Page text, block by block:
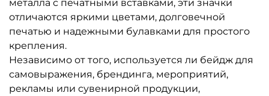
металла с печатными вставками, эти значки
отличаются яркими цветами, долговечной
печатью и надежными булавками для простого
крепления.
Независимо от того, используется ли бейдж для
самовыражения, брендинга, мероприятий,
рекламы или сувенирной продукции,